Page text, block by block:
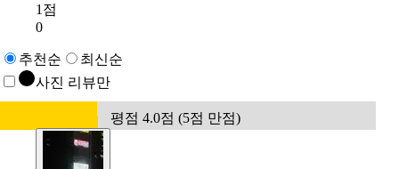
1점
0
추천순
최신순
사진 리뷰만
평점 4.0점 (5점 만점)